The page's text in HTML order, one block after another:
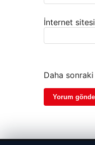
İnternet sitesi
Daha